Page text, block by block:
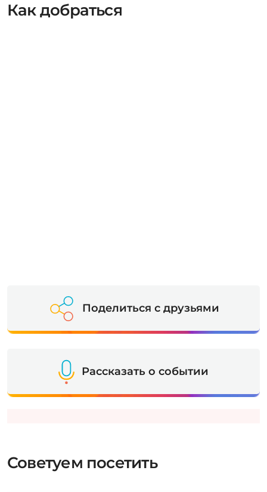
Как добраться
Поделиться с друзьями
Рассказать о событии
Советуем посетить